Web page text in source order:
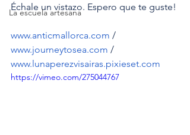
La escuela artesana
Échale un vistazo. Espero que te guste!
www.anticmallorca.com /
www.journeytosea.com /
www.lunaperezvisairas.pixieset.com
https://vimeo.com/275044767